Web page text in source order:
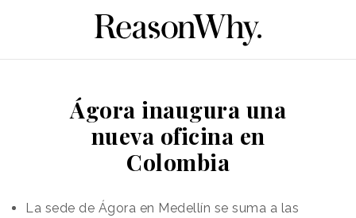
Ágora inaugura una
nueva oficina en
Colombia
La sede de Ágora en Medellín se suma a las